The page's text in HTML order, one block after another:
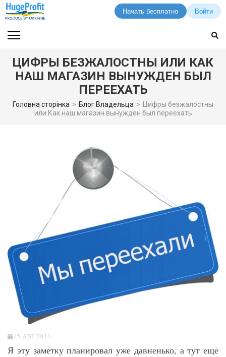
Начать бесплатно Войти
(нажмите
Enter)
ЦИФРЫ БЕЗЖАЛОСТНЫ ИЛИ КАК
НАШ МАГАЗИН ВЫНУЖДЕН БЫЛ
ПЕРЕЕХАТЬ
Головна сторінка > Блог Владельца > Цифры безжалостны
или Как наш магазин вынужден был переехать
15 АВГ 2023
Я эту заметку планировал уже давненько, а тут еще